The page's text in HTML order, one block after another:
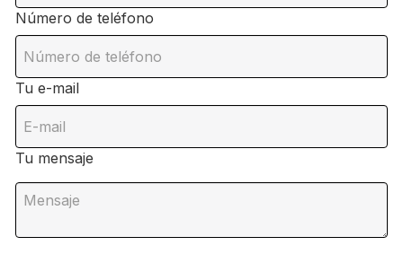
Número de teléfono
Tu e-mail
Tu mensaje